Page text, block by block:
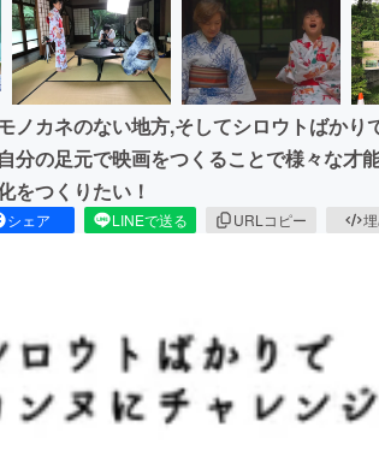
ノカネのない地方,そしてシロウトばか
分の足元で映画をつくることで様々な才
をつくりたい！
シェア LINEで送る URLコピー